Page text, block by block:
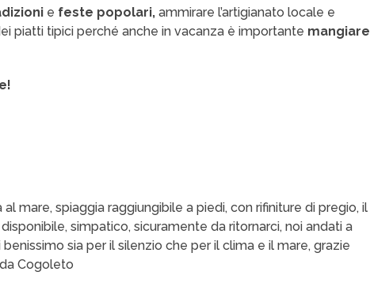
e feste popolari, ammirare l’artigianato locale e
piatti tipici perché anche in vacanza è importante mangiare
mare, spiaggia raggiungibile a piedi, con rifiniture di pregio, il
simpatico, sicuramente da ritornarci, noi andati a
sia per il silenzio che per il clima e il mare, grazie
Cogoleto